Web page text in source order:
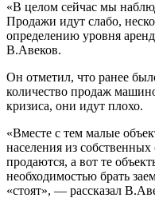
«В целом сейчас мы
Продажи идут слабо,
определению уровня
В.Авеков.
Он отметил, что ранее
количество продаж
кризиса, они идут плохо.
«Вместе с тем малые
населения из
продаются, а вот те
необходимостью брать
«стоят», — рассказал